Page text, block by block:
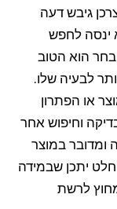
גיבש דעה
ינסה לחפש
בחר הוא הטוב
לבעיה שלו.
או הפתרון
וחיפוש אחר
ומדובר במוצר
יתכן שבמידה
לרשת